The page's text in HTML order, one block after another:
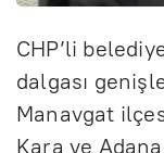
CHP’li
dalgası
Manavgat
Kara ve